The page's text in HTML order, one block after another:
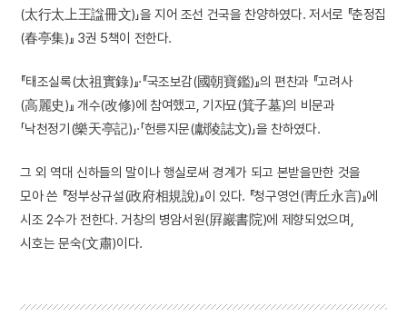
(太行太上王諡冊文)」을 지어 조선 건국을 찬양하였다. 저서로 『춘정집
(春亭集)』 3권 5책이 전한다.
『태조실록(太祖實錄)』·『국조보감(國朝寶鑑)』의 편찬과 『고려사
(高麗史)』 개수(改修)에 참여했고, 기자묘(箕子墓)의 비문과
「낙천정기(樂天亭記)」·「헌릉지문(獻陵誌文)」을 찬하였다.
그 외 역대 신하들의 말이나 행실로써 경계가 되고 본받을만한 것을
모아 쓴 『정부상규설(政府相規說)』이 있다. 『청구영언(靑丘永言)』에
시조 2수가 전한다. 거창의 병암서원(屛巖書院)에 제향되었으며,
시호는 문숙(文肅)이다.